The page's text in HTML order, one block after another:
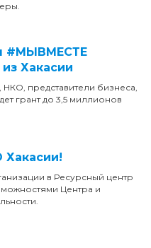
#МЫВМЕСТЕ
Хакасии
НКО, представители бизнеса,
грант до 3,5 миллионов
Хакасии!
в Ресурсный центр
Центра и